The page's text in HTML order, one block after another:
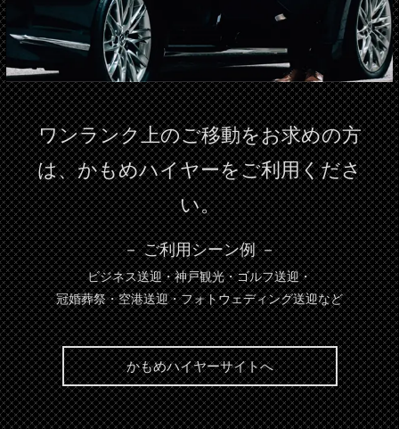
ワンランク上のご移動をお求めの方
は、かもめハイヤーをご利用くださ
い。
－ ご利用シーン例 －
ビジネス送迎・神戸観光・ゴルフ送迎・
冠婚葬祭・空港送迎・フォトウェディング送迎など
かもめハイヤーサイトへ